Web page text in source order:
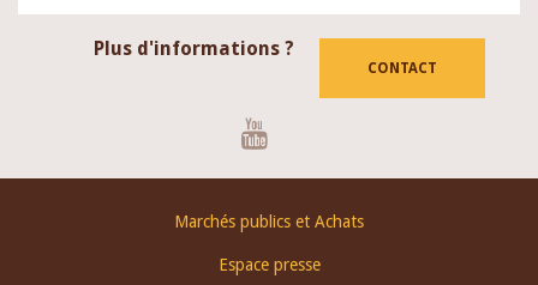
Plus d'informations ?
CONTACT
Marchés publics et Achats
Espace presse